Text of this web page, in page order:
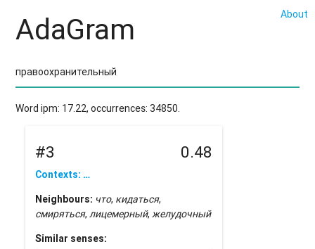
About
AdaGram
Word ipm: 17.22, occurrences: 34850.
#3 0.48
Contexts: …
Neighbours: что, кидаться,
смиряться,лицемерный,желудочный
Similar senses: